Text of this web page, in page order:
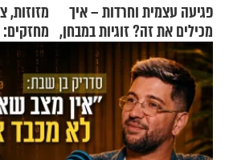
פגיעה עצמית וחרדות – איך
מכילים את זה? זוגיות במבחן,
הפעם עם יהודית ואלתר כהן
מזוזות,
רוחנית